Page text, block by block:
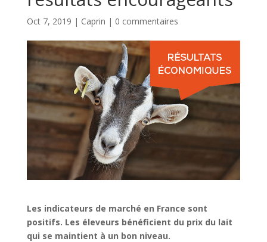
Oct 7, 2019 | Caprin | 0 commentaires
Les indicateurs de marché en France sont
positifs. Les éleveurs bénéficient du prix du lait
qui se maintient à un bon niveau.